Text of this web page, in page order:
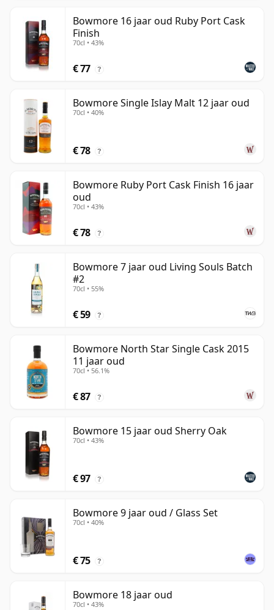
Bowmore 16 jaar oud Ruby Port Cask
Finish
70cl • 43%
€ 77 ?
Bowmore Single Islay Malt 12 jaar oud
70cl • 40%
€ 78 ?
Bowmore Ruby Port Cask Finish 16 jaar
oud
70cl • 43%
€ 78 ?
Bowmore 7 jaar oud Living Souls Batch
#2
70cl • 55%
€ 59 ?
Bowmore North Star Single Cask 2015
11 jaar oud
70cl • 56.1%
€ 87 ?
Bowmore 15 jaar oud Sherry Oak
70cl • 43%
€ 97 ?
Bowmore 9 jaar oud / Glass Set
70cl • 40%
€ 75 ?
Bowmore 18 jaar oud
70cl • 43%